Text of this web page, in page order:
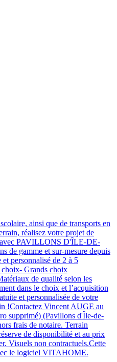
ainsi que de transports en
réalisez votre projet de
avec PAVILLONS D'ÎLE-DE-
de gamme et sur-mesure depuis
personnalisé de 2 à 5
choix- Grands choix
de qualité selon les
dans le choix et l’acquisition
et personnalisée de votre
!Contactez Vincent AUGE au
supprimé) (Pavillons d'Île-de-
frais de notaire. Terrain
de disponibilité et au prix
Visuels non contractuels.Cette
le logiciel VITAHOME.